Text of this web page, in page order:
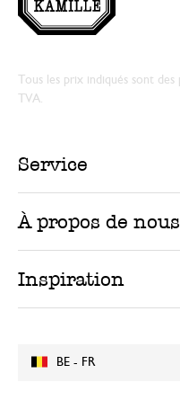
BE - FR
Tous les prix indiqués sont
TVA.
Service
À propos de nous
Inspiration